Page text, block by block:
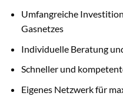
Umfangreiche
Gasnetzes
Individuelle Beratung
Schneller und
Eigenes Netzwerk für